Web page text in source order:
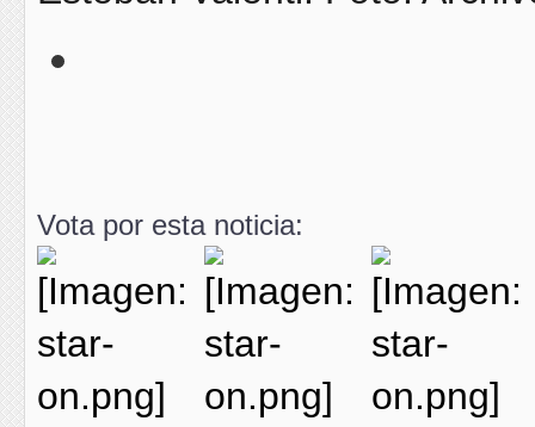
Vota por esta noticia: